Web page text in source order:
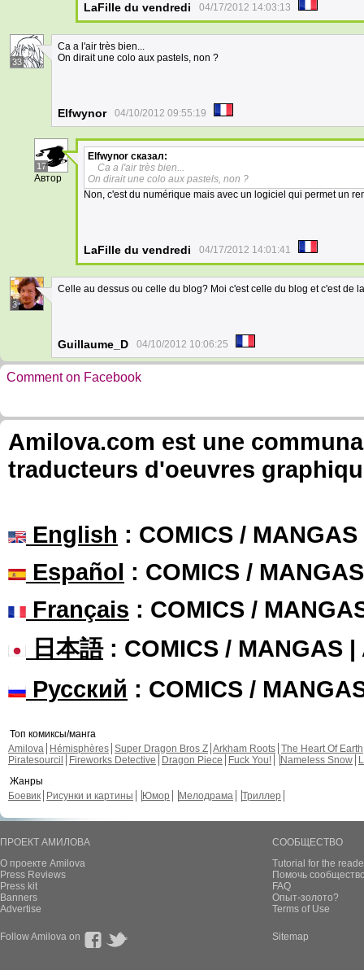
LaFille du vendredi 04/17/2012 14:03:13
33
Ca a l'air très bien...
On dirait une colo aux pastels, non ?
Elfwynor 04/10/2012 09:55:19
17
Автор
Elfwynor сказал:
Ca a l'air très bien...
On dirait une colo aux pastels, non ?
Non, c'est du numérique mais avec un logiciel qui permet un
LaFille du vendredi 04/17/2012 14:01:41
3
Celle au dessus ou celle du blog? Moi c'est celle du blog et c'est de
Guillaume_D 04/10/2012 10:06:25
Comment on Facebook
Amilova.com est une
traducteurs d'oeuvres
English : COMICS /
Español : COMICS /
Français : COMICS /
日本語: COMICS / MANGAS |
Русский : COMICS /
Топ комиксы/манга
Amilova
Hémisphères Super Dragon Bros Z Arkham Roots The Heart Of Earth
Piratesourcil
Fireworks Detective Dragon Piece Fuck You! Nameless Snow
Жанры
Боевик
Рисунки и картины Юмор Мелодрама Триллер
ПРОЕКТ АМИЛОВА
О проекте Amilova
Press Reviews
Press kit
Banners
Advertise
СООБЩЕСТВО
Tutorial for the
Помочь
FAQ
Опыт-золото?
Terms of Use
Follow Amilova on Sitemap